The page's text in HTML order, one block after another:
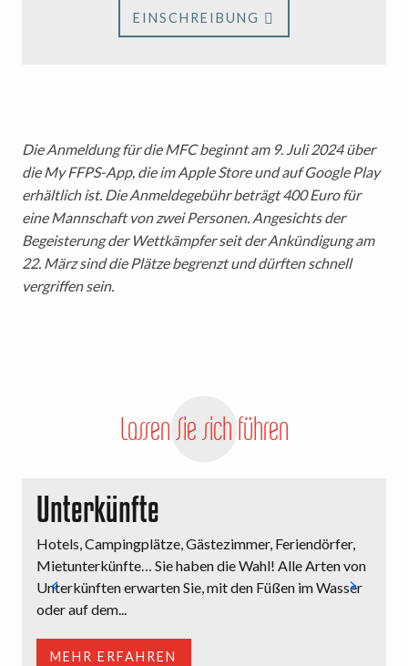
EINSCHREIBUNG
Die Anmeldung für die MFC beginnt am 9. Juli 2024 über
die My FFPS-App, die im Apple Store und auf Google Play
erhältlich ist. Die Anmeldegebühr beträgt 400 Euro für
eine Mannschaft von zwei Personen. Angesichts der
Begeisterung der Wettkämpfer seit der Ankündigung am
22. März sind die Plätze begrenzt und dürften schnell
vergriffen sein.
Lassen Sie sich führen
Unterkünfte
Hotels, Campingplätze, Gästezimmer, Feriendörfer,
Mietunterkünfte… Sie haben die Wahl! Alle Arten von
Unterkünften erwarten Sie, mit den Füßen im Wasser
oder auf dem...
MEHR ERFAHREN